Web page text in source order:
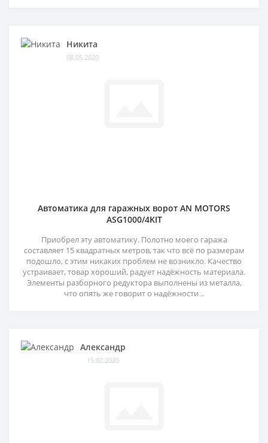
Никита
08.05.2020
Автоматика для гаражных ворот AN MOTORS
ASG1000/4KIT
Приобрел эту автоматику. Полотно моего гаража
составляет 15 квадратных метров, так что всё по размерам
подошло, с этим никаких проблем не возникло. Качество
устраивает, товар хороший, радует надёжность материала.
Элементы разборного редуктора выполнены из металла,
что опять же говорит о надёжности ..
Александр
15.02.2020